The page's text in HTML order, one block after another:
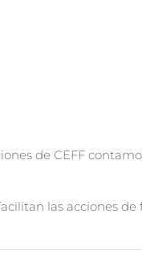
de CEFF
las acciones